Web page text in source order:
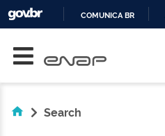
COMUNICA BR
Search